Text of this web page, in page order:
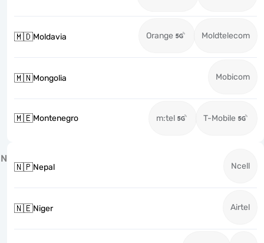
🇲🇩Moldavia Orange Moldtelecom
🇲🇳Mongolia Mobicom
🇲🇪Montenegro m:tel T-Mobile
N
🇳🇵Nepal Ncell
🇳🇪Niger Airtel